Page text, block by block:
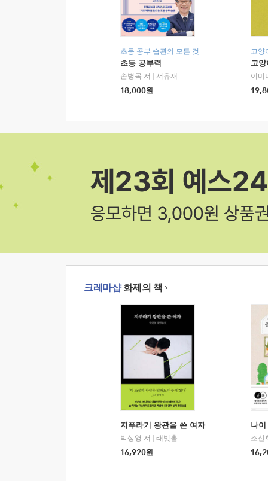
초등 공부 습관의 모든 것
초등 공부력
손병목 저
서유재
18,000원
고양
고
이미
크레마샵화제의 책
지푸라기 왕관을 쓴 여자
박상영 저
래빗홀
16,920원
나
조선